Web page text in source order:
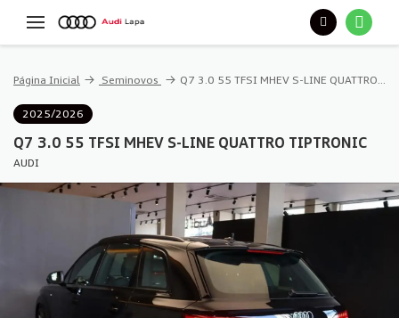
Página Inicial Seminovos Q7 3.0 55 TFSI MHEV S-LINE QUATTRO TIPTRONIC
2025/2026
Q7 3.0 55 TFSI MHEV S-LINE QUATTRO TIPTRONIC
AUDI